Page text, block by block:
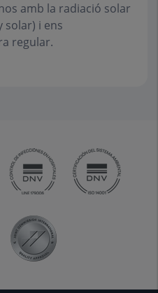
amb la radiació solar
solar) i ens
regular.